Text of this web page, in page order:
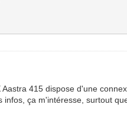
415 dispose d'une
infos, ça m'intéresse, surtout